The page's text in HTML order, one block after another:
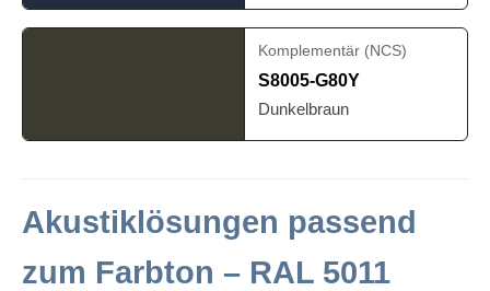
Komplementär (NCS)
S8005-G80Y
Dunkelbraun
Akustiklösungen passend
zum Farbton – RAL 5011